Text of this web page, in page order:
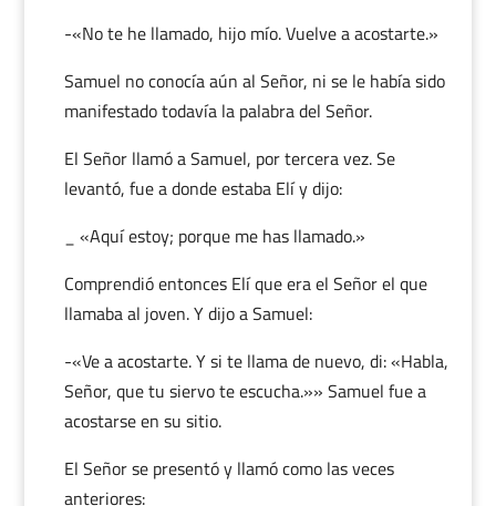
-«No te he llamado, hijo mío. Vuelve a acostarte.»
Samuel no conocía aún al Señor, ni se le había sido
manifestado todavía la palabra del Señor.
El Señor llamó a Samuel, por tercera vez. Se
levantó, fue a donde estaba Elí y dijo:
_ «Aquí estoy; porque me has llamado.»
Comprendió entonces Elí que era el Señor el que
llamaba al joven. Y dijo a Samuel:
-«Ve a acostarte. Y si te llama de nuevo, di: «Habla,
Señor, que tu siervo te escucha.»» Samuel fue a
acostarse en su sitio.
El Señor se presentó y llamó como las veces
anteriores: